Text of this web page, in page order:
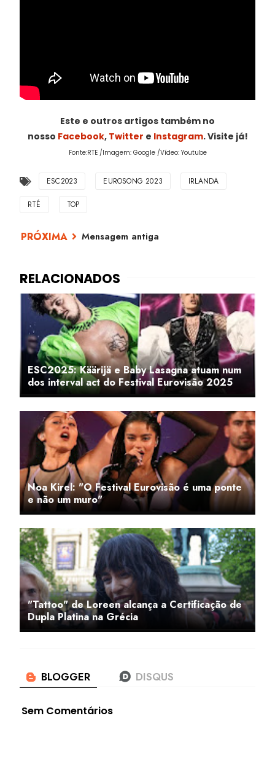
Este e outros artigos também no
nosso Facebook, Twitter e Instagram. Visite já!
Fonte:RTE /Imagem: Google /Vídeo: Youtube
ESC2023 EUROSONG 2023 IRLANDA
RTÉ TOP
Mensagem antiga
ESC2025: Käärijä e Baby Lasagna atuam num
dos interval act do Festival Eurovisão 2025
Noa Kirel: "O Festival Eurovisão é uma ponte
e não um muro"
"Tattoo" de Loreen alcança a Certificação de
Dupla Platina na Grécia
Sem Comentários